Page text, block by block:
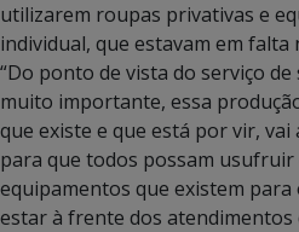
utilizarem roupas privativas e
individual, que estavam em falta
“Do ponto de vista do serviço
muito importante, essa
que existe e que está por vir,
para que todos possam
equipamentos que existem
estar à frente dos atendimentos